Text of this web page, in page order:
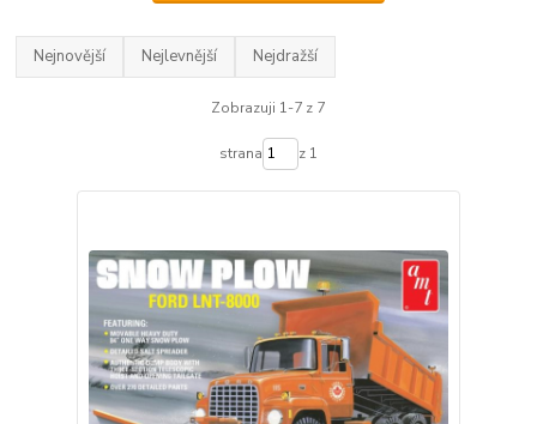
Nejnovější Nejlevnější Nejdražší
Zobrazuji 1-7 z 7
strana z 1